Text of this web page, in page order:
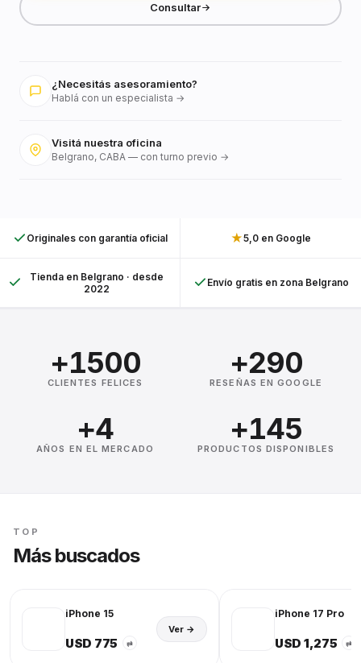
Consultar
¿Necesitás asesoramiento?
Hablá con un especialista →
Visitá nuestra oficina
Belgrano, CABA — con turno previo →
Originales con garantía oficial ★5,0 en Google
Tienda en Belgrano · desde
2022
Envío gratis en zona Belgrano
+1500
CLIENTES FELICES
+290
RESEÑAS EN GOOGLE
+4
AÑOS EN EL MERCADO
+145
PRODUCTOS DISPONIBLES
TOP
Más buscados
iPhone 15
USD 775 ⇄
Ver →
iPhone 17 Pro
USD 1,275 ⇄